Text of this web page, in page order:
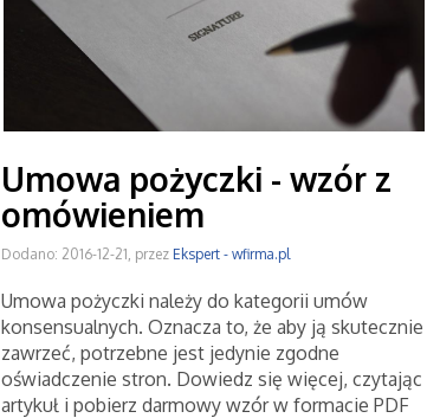
Umowa pożyczki - wzór z
omówieniem
Dodano: 2016-12-21, przez Ekspert - wfirma.pl
Umowa pożyczki należy do kategorii umów
konsensualnych. Oznacza to, że aby ją skutecznie
zawrzeć, potrzebne jest jedynie zgodne
oświadczenie stron. Dowiedz się więcej, czytając
artykuł i pobierz darmowy wzór w formacie PDF